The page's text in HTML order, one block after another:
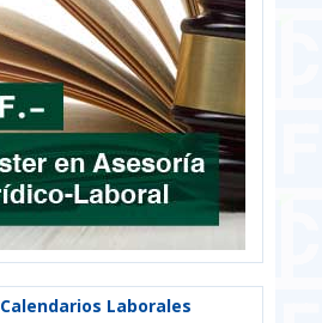
Calendarios Laborales